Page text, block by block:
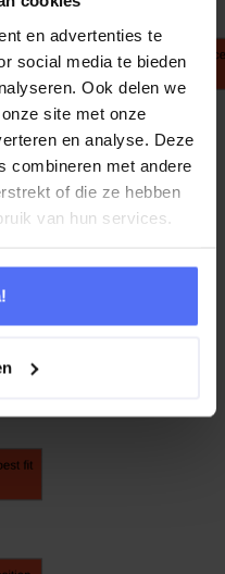
en advertenties te
social media te bieden
Ook delen we
site met onze
en analyse. Deze
combineren met andere
of die ze hebben
van hun services.